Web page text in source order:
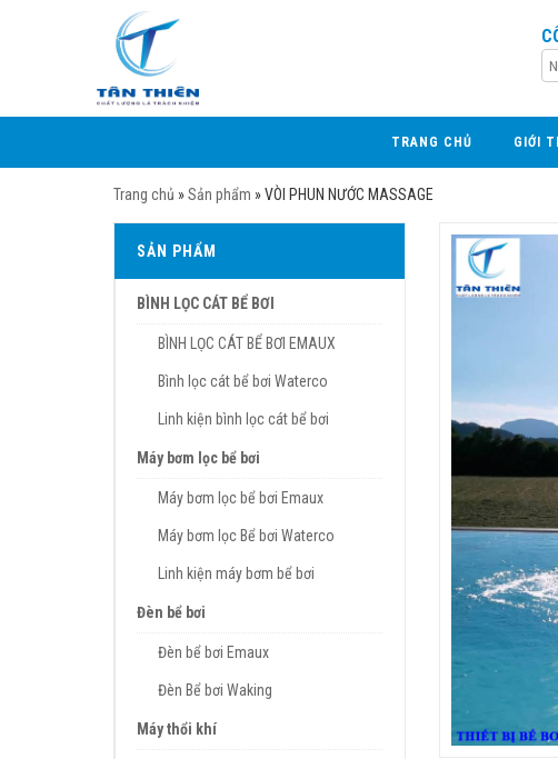
TRANG CHỦ GIỚI
Trang chủ »Sản phẩm »VÒI PHUN NƯỚC MASSAGE
SẢN PHẨM
BÌNH LỌC CÁT BỂ BƠI
BÌNH LỌC CÁT BỂ BƠI EMAUX
Bình lọc cát bể bơi Waterco
Linh kiện bình lọc cát bể bơi
Máy bơm lọc bể bơi
Máy bơm lọc bể bơi Emaux
Máy bơm lọc Bể bơi Waterco
Linh kiện máy bơm bể bơi
Đèn bể bơi
Đèn bể bơi Emaux
Đèn Bể bơi Waking
Máy thổi khí